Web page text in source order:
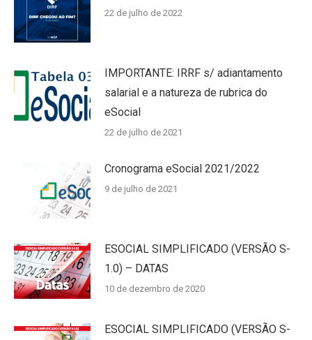
22 de julho de 2022
IMPORTANTE: IRRF s/ adiantamento
salarial e a natureza de rubrica do
eSocial
22 de julho de 2021
Cronograma eSocial 2021/2022
9 de julho de 2021
ESOCIAL SIMPLIFICADO (VERSÃO S-
1.0) – DATAS
10 de dezembro de 2020
ESOCIAL SIMPLIFICADO (VERSÃO S-